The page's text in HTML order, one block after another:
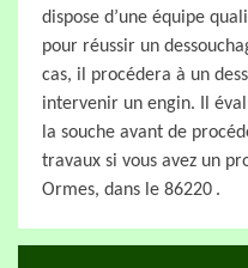
dispose d’une équipe
pour réussir un
cas, il procédera à un
intervenir un engin. Il
la souche avant de
travaux si vous avez un
Ormes, dans le 86220 .